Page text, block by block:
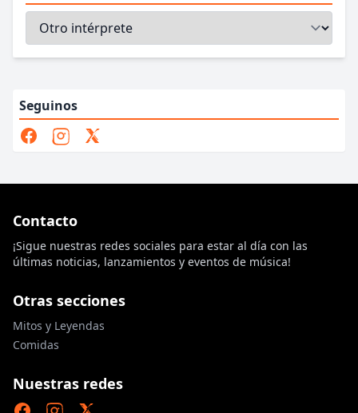
Seguinos
Contacto
¡Sigue nuestras redes sociales para estar al día con las
últimas noticias, lanzamientos y eventos de música!
Otras secciones
Mitos y Leyendas
Comidas
Nuestras redes